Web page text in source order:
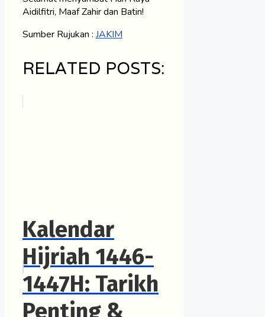
Aidilfitri, Maaf Zahir dan Batin!
Sumber Rujukan : JAKIM
RELATED POSTS:
Kalendar
Hijriah 1446-
1447H: Tarikh
Penting &